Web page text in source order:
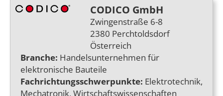
CODICO GmbH
Zwingenstraße 6-8
2380 Perchtoldsdorf
Österreich
Branche: Handelsunternehmen für
elektronische Bauteile
Fachrichtungsschwerpunkte: Elektrotechnik,
Mechatronik, Wirtschaftswissenschaften